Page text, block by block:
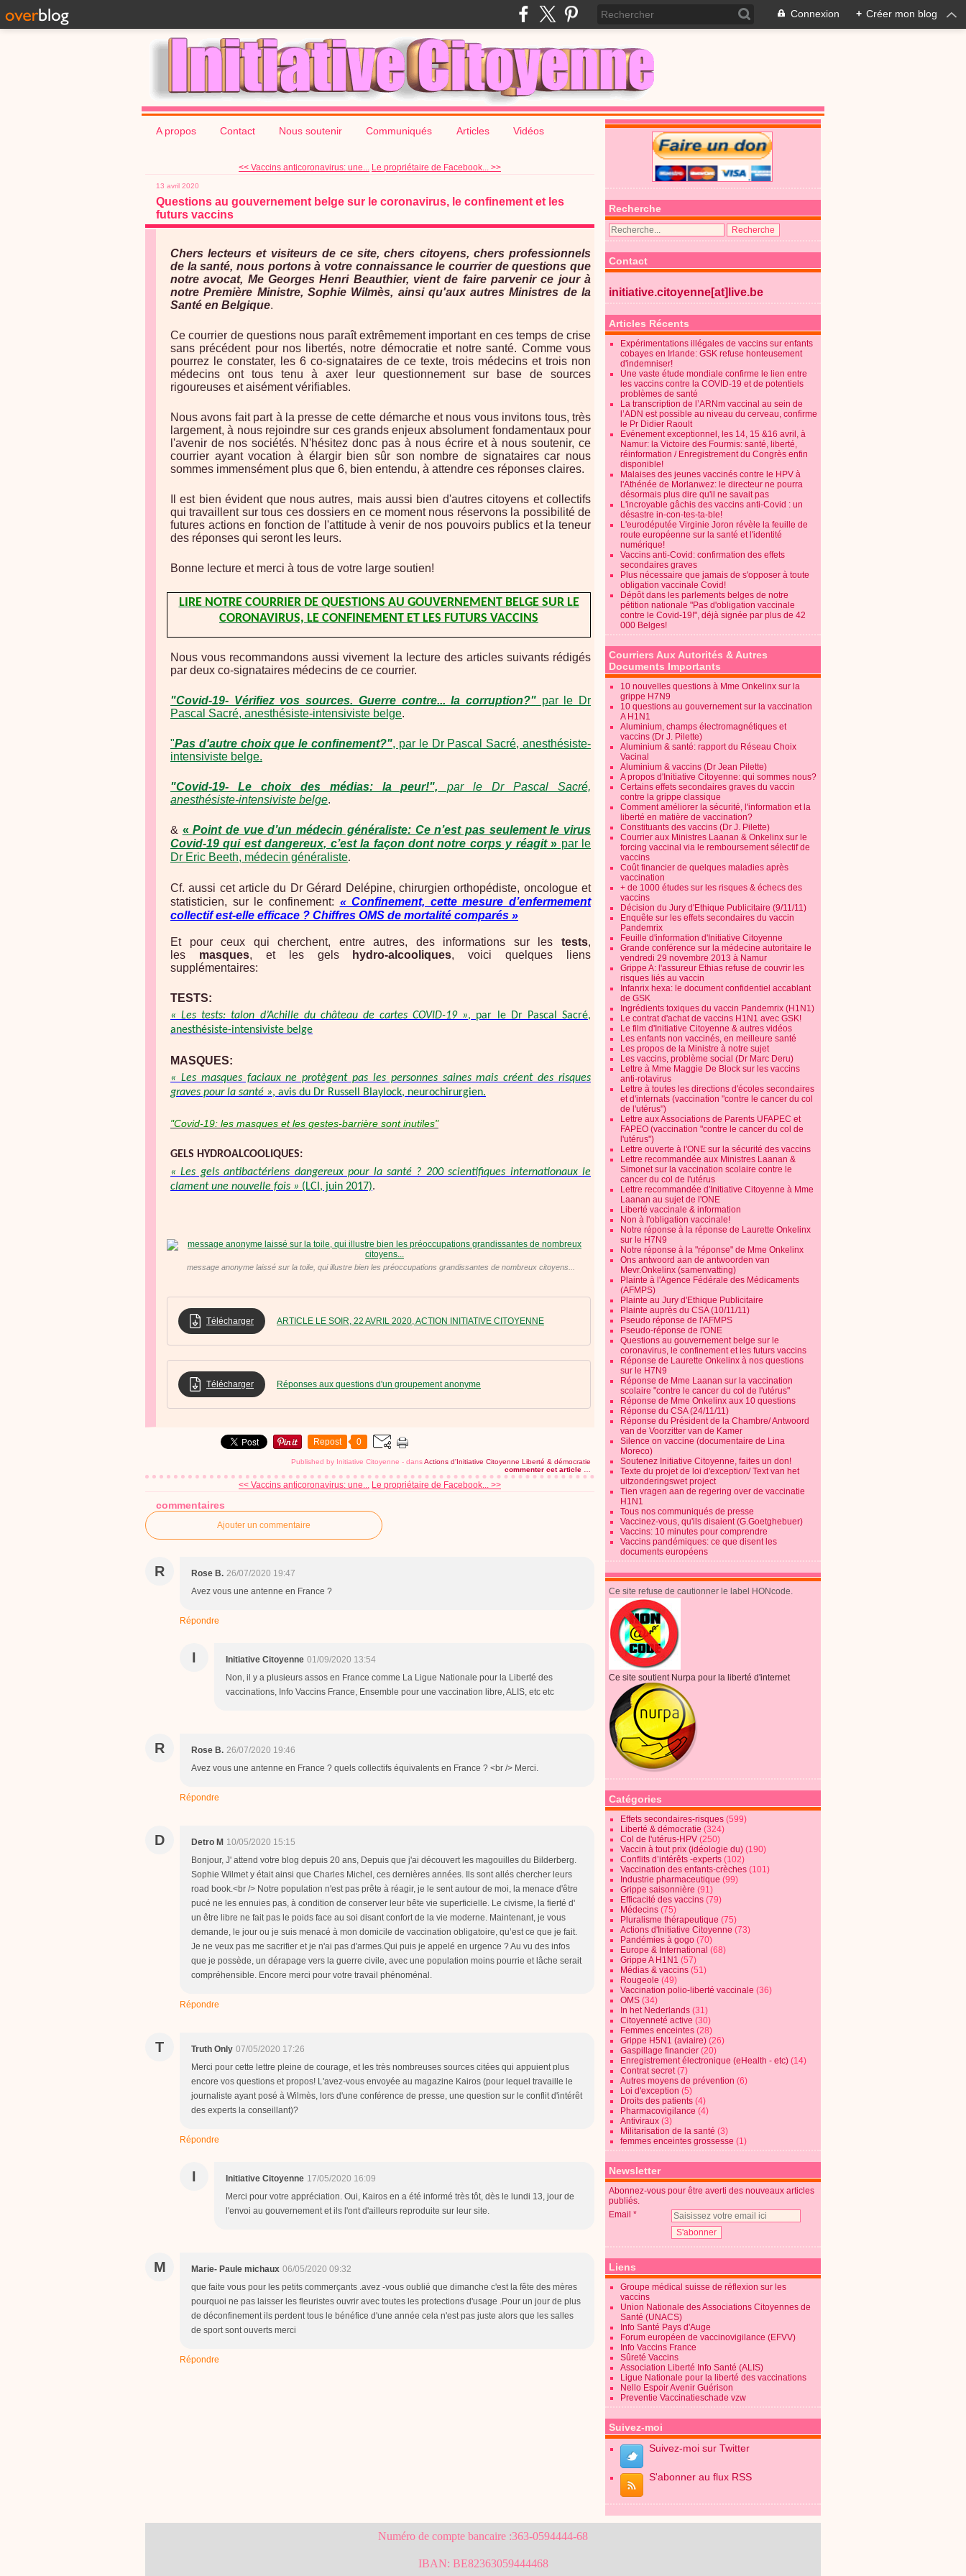
Connexion + Créer mon blog
A propos Contact Nous soutenir Communiqués Articles Vidéos
<< Vaccins anticoronavirus: une... Le propriétaire de Facebook... >>
13 avril 2020
Questions au gouvernement belge sur le coronavirus, le confinement et les
futurs vaccins
Chers lecteurs et visiteurs de ce site, chers citoyens, chers professionnels
de la santé, nous portons à votre connaissance le courrier de questions que
notre avocat, Me Georges Henri Beauthier, vient de faire parvenir ce jour à
notre Première Ministre, Sophie Wilmès, ainsi qu'aux autres Ministres de la
Santé en Belgique.
Ce courrier de questions nous paraît extrêmement important en ces temps de crise
sans précédent pour nos libertés, notre démocratie et notre santé. Comme vous
pourrez le constater, les 6 co-signataires de ce texte, trois médecins et trois non
médecins ont tous tenu à axer leur questionnement sur base de sources
rigoureuses et aisément vérifiables.
Nous avons fait part à la presse de cette démarche et nous vous invitons tous, très
largement, à nous rejoindre sur ces grands enjeux absolument fondamentaux pour
l'avenir de nos sociétés. N'hésitez donc pas à nous écrire et à nous soutenir, ce
courrier ayant vocation à élargir bien sûr son nombre de signataires car nous
sommes immensément plus que 6, bien entendu, à attendre ces réponses claires.
Il est bien évident que nous autres, mais aussi bien d'autres citoyens et collectifs
qui travaillent sur tous ces dossiers en ce moment nous réservons la possibilité de
futures actions en fonction de l'attitude à venir de nos pouvoirs publics et la teneur
des réponses qui seront les leurs.
Bonne lecture et merci à tous de votre large soutien!
LIRE NOTRE COURRIER DE QUESTIONS AU GOUVERNEMENT BELGE SUR LE
CORONAVIRUS, LE CONFINEMENT ET LES FUTURS VACCINS
Nous vous recommandons aussi vivement la lecture des articles suivants rédigés
par deux co-signataires médecins de ce courrier.
"Covid-19- Vérifiez vos sources. Guerre contre... la corruption?"par le Dr
Pascal Sacré, anesthésiste-intensiviste belge.
"Pas d'autre choix que le confinement?", par le Dr Pascal Sacré, anesthésiste-
intensiviste belge.
"Covid-19- Le choix des médias: la peur!", par le Dr Pascal Sacré,
anesthésiste-intensiviste belge.
& «Point de vue d’un médecin généraliste: Ce n’est pas seulement le virus
Covid-19 qui est dangereux, c’est la façon dont notre corps y réagit» par le
Dr Eric Beeth, médecin généraliste.
Cf. aussi cet article du Dr Gérard Delépine, chirurgien orthopédiste, oncologue et
statisticien, sur le confinement: « Confinement, cette mesure d’enfermement
collectif est-elle efficace ? Chiffres OMS de mortalité comparés »
Et pour ceux qui cherchent, entre autres, des informations sur les tests,
les
masques, et les gels hydro-alcooliques, voici quelques liens
supplémentaires:
TESTS:
« Les tests: talon d’Achille du château de cartes COVID-19 », par le Dr Pascal Sacré,
anesthésiste-intensiviste belge
MASQUES:
« Les masques faciaux ne protègent pas les personnes saines mais créent des risques
graves pour la santé », avis du Dr Russell Blaylock, neurochirurgien.
"Covid-19: les masques et les gestes-barrière sont inutiles"
GELS HYDROALCOOLIQUES:
« Les gels antibactériens dangereux pour la santé ? 200 scientifiques internationaux le
clament une nouvelle fois » (LCI, juin 2017).
message anonyme laissé sur la toile, qui illustre bien les préoccupations grandissantes de nombreux citoyens...
Télécharger ARTICLE LE SOIR, 22 AVRIL 2020, ACTION INITIATIVE CITOYENNE
Télécharger Réponses aux questions d'un groupement anonyme
Repost 0
Published by Initiative Citoyenne - dansActions d'Initiative Citoyenne Liberté & démocratie
commenter cet article
<< Vaccins anticoronavirus: une... Le propriétaire de Facebook... >>
commentaires
Ajouter un commentaire
R Rose B. 26/07/2020 19:47
Avez vous une antenne en France ?
Répondre
I Initiative Citoyenne 01/09/2020 13:54
Non, il y a plusieurs assos en France comme La Ligue Nationale pour la Liberté des
vaccinations, Info Vaccins France, Ensemble pour une vaccination libre, ALIS, etc etc
R Rose B. 26/07/2020 19:46
Avez vous une antenne en France ? quels collectifs équivalents en France ? <br /> Merci.
Répondre
D Detro M 10/05/2020 15:15
Bonjour, J' attend votre blog depuis 20 ans, Depuis que j'ai découvert les magouilles du Bilderberg.
Sophie Wilmet y était ainsi que Charles Michel, ces dernières années. Ils sont allés chercher leurs
road book.<br /> Notre population n'est pas prête à réagir, je le sent autour de moi, la menace d'être
pucé ne les ennuies pas, à condition de conserver leur bête vie superficielle. Le civisme, la fierté d'
un être libre ne fait pas le poids face au soi disant confort de la vie moderne. Maintenant, je vous
demande, le jour ou je suis menacé à mon domicile de vaccination obligatoire, qu’est ce que je fait.
Je ne veux pas me sacrifier et je n'ai pas d'armes.Qui puis je appelé en urgence ? Au vu des infos
que je possède, un dérapage vers la guerre civile, avec une population moins pourrie et lâche serait
compréhensible. Encore merci pour votre travail phénoménal.
Répondre
T Truth Only 07/05/2020 17:26
Merci pour cette lettre pleine de courage, et les très nombreuses sources citées qui appuient plus
encore vos questions et propos! L'avez-vous envoyée au magazine Kairos (pour lequel travaille le
journaliste ayant posé à Wilmès, lors d'une conférence de presse, une question sur le conflit d'intérêt
des experts la conseillant)?
Répondre
I Initiative Citoyenne 17/05/2020 16:09
Merci pour votre appréciation. Oui, Kairos en a été informé très tôt, dès le lundi 13, jour de
l'envoi au gouvernement et ils l'ont d'ailleurs reproduite sur leur site.
M Marie- Paule michaux 06/05/2020 09:32
que faite vous pour les petits commerçants .avez -vous oublié que dimanche c'est la fête des mères
pourquoi ne pas laisser les fleuristes ouvrir avec toutes les protections d'usage .Pour un jour de plus
de déconfinement ils perdent tous le bénéfice d'une année cela n'est pas juste alors que les salles
de sport sont ouverts merci
Répondre
Recherche
Contact
initiative.citoyenne[at]live.be
Articles Récents
Expérimentations illégales de vaccins sur enfants
cobayes en Irlande: GSK refuse honteusement
d'indemniser!
Une vaste étude mondiale confirme le lien entre
les vaccins contre la COVID-19 et de potentiels
problèmes de santé
La transcription de l’ARNm vaccinal au sein de
l’ADN est possible au niveau du cerveau, confirme
le Pr Didier Raoult
Evénement exceptionnel, les 14, 15 &16 avril, à
Namur: la Victoire des Fourmis: santé, liberté,
réinformation / Enregistrement du Congrès enfin
disponible!
Malaises des jeunes vaccinés contre le HPV à
l'Athénée de Morlanwez: le directeur ne pourra
désormais plus dire qu'il ne savait pas
L'incroyable gâchis des vaccins anti-Covid : un
désastre in-con-tes-ta-ble!
L'eurodéputée Virginie Joron révèle la feuille de
route européenne sur la santé et l'identité
numérique!
Vaccins anti-Covid: confirmation des effets
secondaires graves
Plus nécessaire que jamais de s'opposer à toute
obligation vaccinale Covid!
Dépôt dans les parlements belges de notre
pétition nationale "Pas d'obligation vaccinale
contre le Covid-19!", déjà signée par plus de 42
000 Belges!
Courriers Aux Autorités & Autres
Documents Importants
10 nouvelles questions à Mme Onkelinx sur la
grippe H7N9
10 questions au gouvernement sur la vaccination
A H1N1
Aluminium, champs électromagnétiques et
vaccins (Dr J. Pilette)
Aluminium & santé: rapport du Réseau Choix
Vacinal
Aluminium & vaccins (Dr Jean Pilette)
A propos d'Initiative Citoyenne: qui sommes nous?
Certains effets secondaires graves du vaccin
contre la grippe classique
Comment améliorer la sécurité, l'information et la
liberté en matière de vaccination?
Constituants des vaccins (Dr J. Pilette)
Courrier aux Ministres Laanan & Onkelinx sur le
forcing vaccinal via le remboursement sélectif de
vaccins
Coût financier de quelques maladies après
vaccination
+ de 1000 études sur les risques & échecs des
vaccins
Décision du Jury d'Ethique Publicitaire (9/11/11)
Enquête sur les effets secondaires du vaccin
Pandemrix
Feuille d'information d'Initiative Citoyenne
Grande conférence sur la médecine autoritaire le
vendredi 29 novembre 2013 à Namur
Grippe A: l'assureur Ethias refuse de couvrir les
risques liés au vaccin
Infanrix hexa: le document confidentiel accablant
de GSK
Ingrédients toxiques du vaccin Pandemrix (H1N1)
Le contrat d'achat de vaccins H1N1 avec GSK!
Le film d'Initiative Citoyenne & autres vidéos
Les enfants non vaccinés, en meilleure santé
Les propos de la Ministre à notre sujet
Les vaccins, problème social (Dr Marc Deru)
Lettre à Mme Maggie De Block sur les vaccins
anti-rotavirus
Lettre à toutes les directions d'écoles secondaires
et d'internats (vaccination "contre le cancer du col
de l'utérus")
Lettre aux Associations de Parents UFAPEC et
FAPEO (vaccination "contre le cancer du col de
l'utérus")
Lettre ouverte à l'ONE sur la sécurité des vaccins
Lettre recommandée aux Ministres Laanan &
Simonet sur la vaccination scolaire contre le
cancer du col de l'utérus
Lettre recommandée d'Initiative Citoyenne à Mme
Laanan au sujet de l'ONE
Liberté vaccinale & information
Non à l'obligation vaccinale!
Notre réponse à la réponse de Laurette Onkelinx
sur le H7N9
Notre réponse à la "réponse" de Mme Onkelinx
Ons antwoord aan de antwoorden van
Mevr.Onkelinx (samenvatting)
Plainte à l'Agence Fédérale des Médicaments
(AFMPS)
Plainte au Jury d'Ethique Publicitaire
Plainte auprès du CSA (10/11/11)
Pseudo réponse de l'AFMPS
Pseudo-réponse de l'ONE
Questions au gouvernement belge sur le
coronavirus, le confinement et les futurs vaccins
Réponse de Laurette Onkelinx à nos questions
sur le H7N9
Réponse de Mme Laanan sur la vaccination
scolaire "contre le cancer du col de l'utérus"
Réponse de Mme Onkelinx aux 10 questions
Réponse du CSA (24/11/11)
Réponse du Président de la Chambre/ Antwoord
van de Voorzitter van de Kamer
Silence on vaccine (documentaire de Lina
Moreco)
Soutenez Initiative Citoyenne, faites un don!
Texte du projet de loi d'exception/ Text van het
uitzonderingswet project
Tien vragen aan de regering over de vaccinatie
H1N1
Tous nos communiqués de presse
Vaccinez-vous, qu'ils disaient (G.Goetghebuer)
Vaccins: 10 minutes pour comprendre
Vaccins pandémiques: ce que disent les
documents européens
Ce site refuse de cautionner le label HONcode.
Ce site soutient Nurpa pour la liberté d'internet
Catégories
Effets secondaires-risques (599)
Liberté & démocratie (324)
Col de l'utérus-HPV (250)
Vaccin à tout prix (idéologie du) (190)
Conflits d’intérêts -experts (102)
Vaccination des enfants-crèches (101)
Industrie pharmaceutique (99)
Grippe saisonnière (91)
Efficacité des vaccins (79)
Médecins (75)
Pluralisme thérapeutique (75)
Actions d'Initiative Citoyenne (73)
Pandémies à gogo (70)
Europe & International (68)
Grippe A H1N1 (57)
Médias & vaccins (51)
Rougeole (49)
Vaccination polio-liberté vaccinale (36)
OMS (34)
In het Nederlands (31)
Citoyenneté active (30)
Femmes enceintes (28)
Grippe H5N1 (aviaire) (26)
Gaspillage financier (20)
Enregistrement électronique (eHealth - etc) (14)
Contrat secret(7)
Autres moyens de prévention (6)
Loi d'exception (5)
Droits des patients (4)
Pharmacovigilance (4)
Antiviraux (3)
Militarisation de la santé (3)
femmes enceintes grossesse (1)
Newsletter
Abonnez-vous pour être averti des nouveaux articles
publiés.
Email
Liens
Groupe médical suisse de réflexion sur les
vaccins
Union Nationale des Associations Citoyennes de
Santé (UNACS)
Info Santé Pays d'Auge
Forum européen de vaccinovigilance (EFVV)
Info Vaccins France
Sûreté Vaccins
Association Liberté Info Santé (ALIS)
Ligue Nationale pour la liberté des vaccinations
Nello Espoir Avenir Guérison
Preventie Vaccinatieschade vzw
Suivez-moi
Suivez-moi sur Twitter
S'abonner au flux RSS
Numéro de compte bancaire :363-0594444-68
IBAN: BE82363059444468